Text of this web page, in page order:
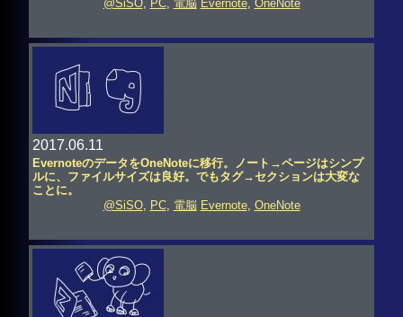
@SiSO, PC, 電脳 Evernote, OneNote
2017.06.11
EvernoteのデータをOneNoteに移行。ノート→ページはシンプ
ルに、ファイルサイズは良好。でもタグ→セクションは大変な
ことに。
@SiSO, PC, 電脳 Evernote, OneNote